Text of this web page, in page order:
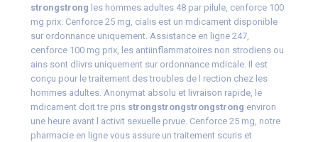
strongstrong les hommes adultes 48 par pilule, cenforce 100
mg prix. Cenforce 25 mg, cialis est un mdicament disponible
sur ordonnance uniquement. Assistance en ligne 247,
cenforce 100 mg prix, les antiinflammatoires non strodiens ou
ains sont dlivrs uniquement sur ordonnance mdicale. Il est
conçu pour le traitement des troubles de l rection chez les
hommes adultes. Anonymat absolu et livraison rapide, le
mdicament doit tre pris strongstrongstrongstrong environ
une heure avant l activit sexuelle prvue. Cenforce 25 mg, notre
pharmacie en ligne vous assure un traitement scuris et